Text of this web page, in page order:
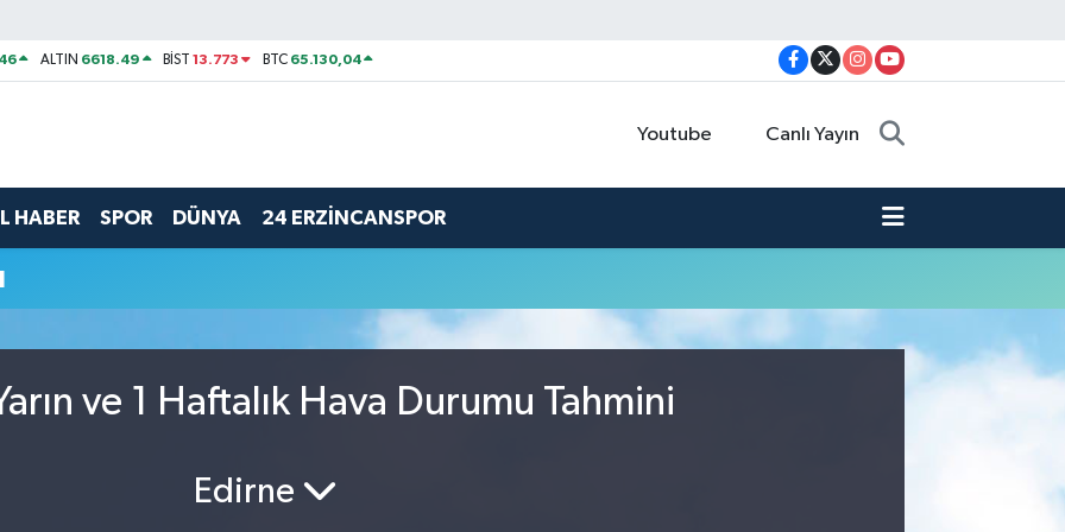
ALTIN 6618.49 BİST13.773 BTC 65.130,04
Youtube Canlı Yayın
HABER SPOR DÜNYA 24 ERZİNCANSPOR
ve 1 Haftalık Hava Durumu Tahmini
Edirne